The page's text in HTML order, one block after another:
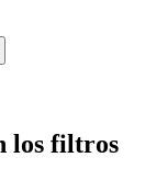
los filtros